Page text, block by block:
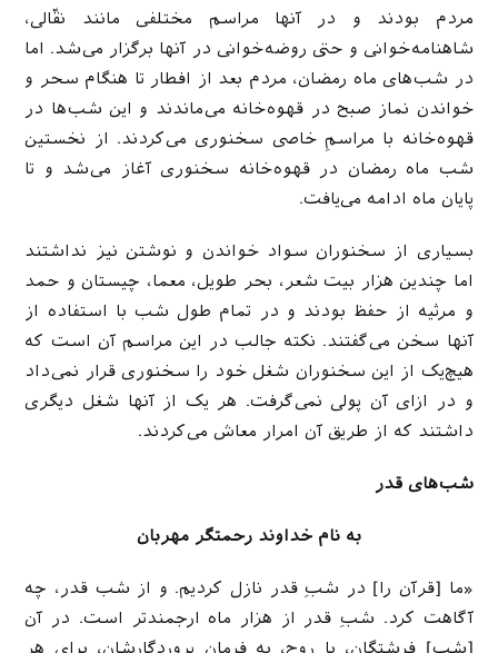
مردم بودند و در آنها مراسم مختلفی مانند نقّالی،
شاهنامه‌خوانی و حتی روضه‌خوانی در آنها برگزار می‌شد. اما
در شب‌های ماه رمضان، مردم بعد از افطار تا هنگام سحر و
خواندن نماز صبح در قهوه‌خانه می‌ماندند و این شب‌ها در
قهوه‌خانه با مراسمِ خاصی سخنوری می‌کردند. از نخستین
شب ماه رمضان در قهوه‌خانه سخنوری آغاز می‌شد و تا
پایان ماه ادامه می‌یافت.
بسیاری از سخنوران سواد خواندن و نوشتن نیز نداشتند
اما چندین هزار بیت شعر، بحر طویل، معما، چیستان و حمد
و مرثیه از حفظ بودند و در تمام طول شب با استفاده از
آنها سخن می‌گفتند. نکته جالب در این مراسم آن است که
هیچ‌یک از این سخنوران شغل خود را سخنوری قرار نمی‌داد
و در ازای آن پولی نمی‌گرفت. هر یک از آنها شغل دیگری
داشتند که از طریق آن امرار معاش می‌کردند.
شب‌های قدر
به نام خداوند رحمتگر مهربان
«ما [قرآن را] در شبِ قدر نازل کردیم. و از شب قدر، چه
آگاهت کرد. شبِ قدر از هزار ماه ارجمندتر است. در آن
[شب] فرشتگان، با روح، به فرمان پروردگارشان، برای هر